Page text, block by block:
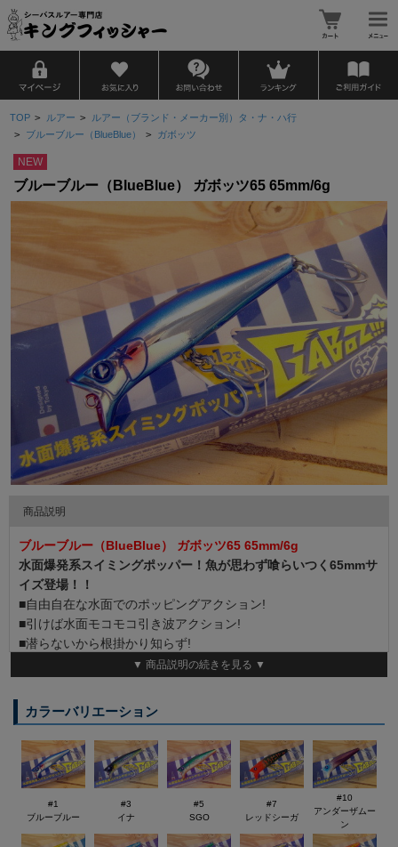
TOP > ルアー > ルアー（ブランド・メーカー別）タ・ナ・ハ行
> ブルーブルー（BlueBlue） > ガボッツ
NEW
ブルーブルー（BlueBlue） ガボッツ65 65mm/6g
商品説明
ブルーブルー（BlueBlue） ガボッツ65 65mm/6g
水面爆発系スイミングポッパー！魚が思わず喰らいつく65mmサ
イズ登場！！
■自由自在な水面でのポッピングアクション!
■引けば水面モコモコ引き波アクション!
■潜らないから根掛かり知らず!
ガボッツはポッパーでありながらミノーのアクションを突き詰め
ションが可能。リトリーブすれば、デッドスローから中速まで水
面でモコモコと引き波を出しながら魚を誘います。
ほとんど潜らないので様々なシャローや根掛かりが避けられない
カキ瀬の直上などで大活躍間違いなしです。
[全長] ： 65mm
[重さ] ： 6g
[フック] #10×2個
▼ 商品説明の続きを見る ▼
カラーバリエーション
#1
ブルーブルー
#3
イナ
#5
SGO
#7
レッドシーガ
#10
アンダーザムー
ン